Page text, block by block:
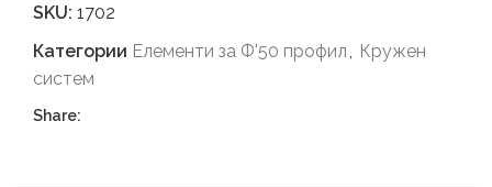
SKU: 1702
Категории Елементи за Ф'50 профил
Кружен
систем
Share: